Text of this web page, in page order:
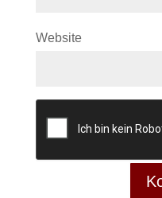
Website